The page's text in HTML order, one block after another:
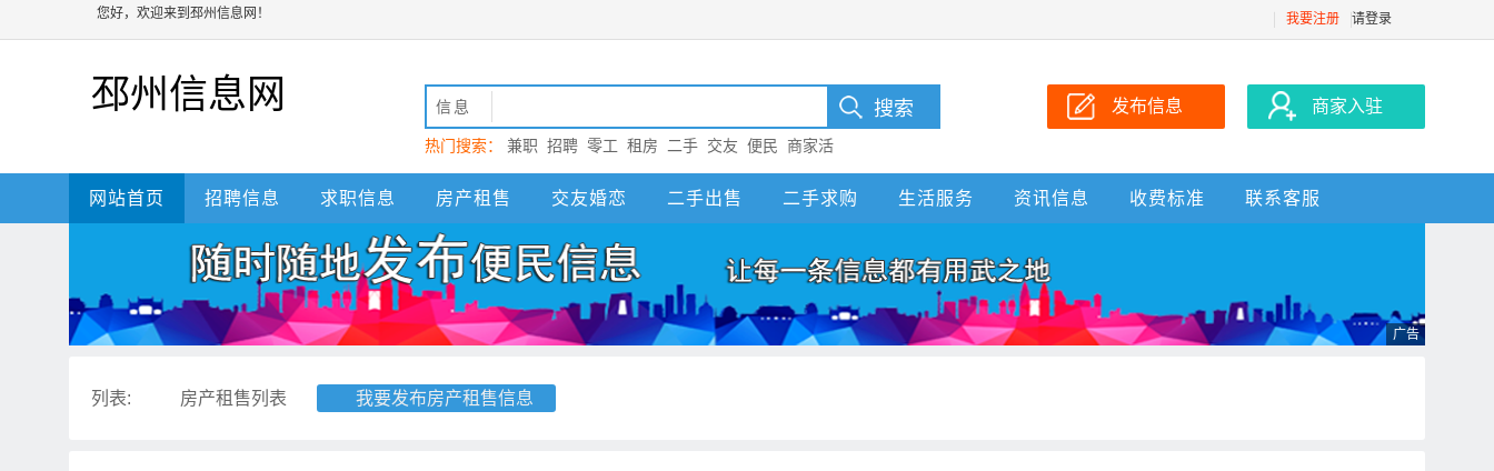
您好，欢迎来到邳州信息网！ 我要注册 请登录
邳州信息网 信息
热门搜索： 兼职 招聘 零工 租房 二手 交友 便民
商家活
动 邳州
发布信息 商家入驻
网站首页 招聘信息 求职信息 房产租售 交友婚恋 二手出售 二手求购 生活服务 资讯信息 收费标准 联系客服
列表: 房产租售列表 我要发布房产租售信息